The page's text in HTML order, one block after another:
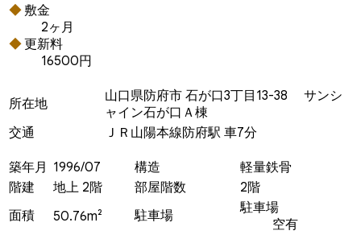
敷金
2ヶ月
更新料
16500円
所在地
山口県防府市 石が口3丁目13-38 サンシ
ャイン石が口Ａ棟
交通
ＪＲ山陽本線防府駅 車7分
築年月 1996/07 構造
軽量鉄骨
階建
地上 2階 部屋階数
2階
面積
50.76m² 駐車場
駐車場
空有